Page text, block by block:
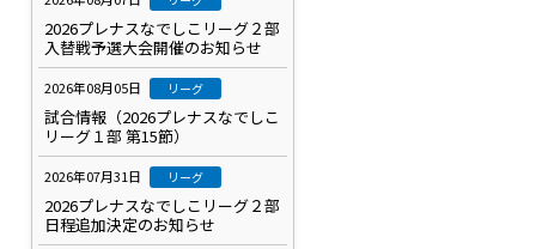
2026プレナスなでしこリーグ２部
入替戦予選大会開催のお知らせ
2026年08月05日 リーグ
試合情報（2026プレナスなでしこ
リーグ１部 第15節）
2026年07月31日 リーグ
2026プレナスなでしこリーグ２部
日程追加決定のお知らせ